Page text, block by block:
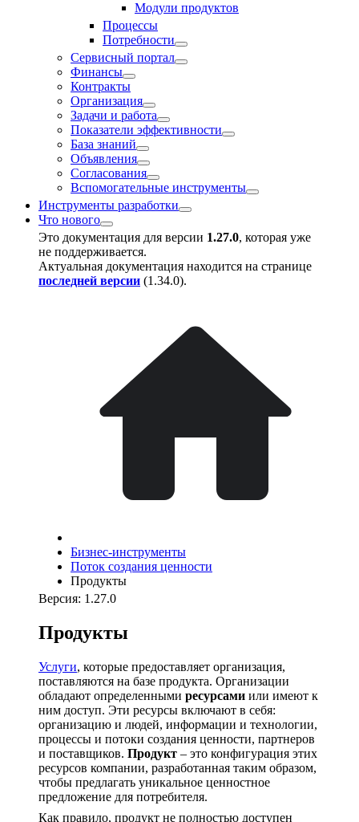
Модули продуктов
Процессы
Потребности
Сервисный портал
Финансы
Контракты
Организация
Задачи и работа
Показатели эффективности
База знаний
Объявления
Согласования
Вспомогательные инструменты
Инструменты разработки
Что нового
Это документация для версии 1.27.0, которая уже
не поддерживается.
Актуальная документация находится на странице
последней версии (1.34.0).
Бизнес-инструменты
Поток создания ценности
Продукты
Версия: 1.27.0
Продукты
Услуги, которые предоставляет организация,
поставляются на базе продукта. Организации
обладают определенными ресурсами или имеют к
ним доступ. Эти ресурсы включают в себя:
организацию и людей, информации и технологии,
процессы и потоки создания ценности, партнеров
и поставщиков. Продукт – это конфигурация этих
ресурсов компании, разработанная таким образом,
чтобы предлагать уникальное ценностное
предложение для потребителя.
Как правило, продукт не полностью доступен